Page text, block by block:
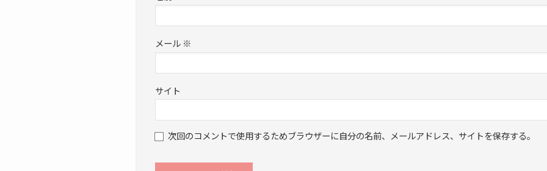
メール ※
サイト
次回のコメントで使用するためブラウザーに自分の名前、メールアドレス、サイトを保存する。